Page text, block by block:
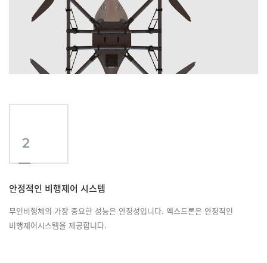
2
안정적인 비행제어 시스템
무인비행체의 가장 중요한 성능은 안정성입니다. 엑스드론은 안정적인
비행제어시스템을 제공합니다.